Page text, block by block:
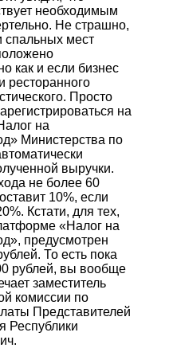
необходимым
Не страшно,
спальных мест
как и если бизнес
ресторанного
Просто
на
на
Министерства по
выручки.
не более 60
10%, если
Кстати, для тех,
«Налог на
предусмотрен
То есть пока
рублей, вы вообще
заместитель
комиссии по
Представителей
Республики